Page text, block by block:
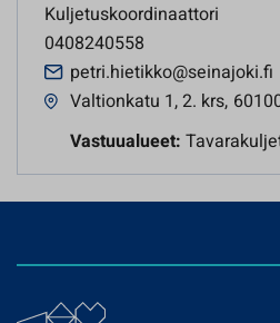
Kuljetuskoordinaattori
0408240558
petri.hietikko@seinajoki.fi
Valtionkatu 1, 2. krs,
Vastuualueet: